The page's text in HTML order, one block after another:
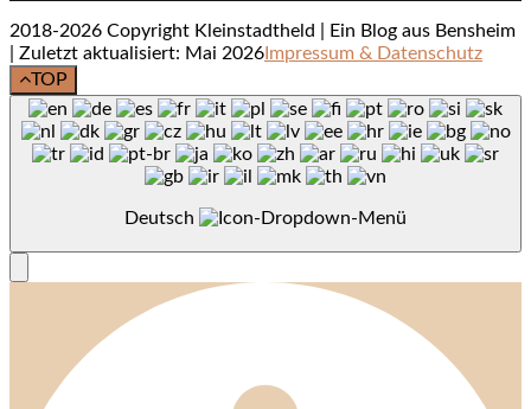
2018-2026 Copyright Kleinstadtheld | Ein Blog aus Bensheim
| Zuletzt aktualisiert: Mai 2026 Impressum & Datenschutz
TOP
Deutsch